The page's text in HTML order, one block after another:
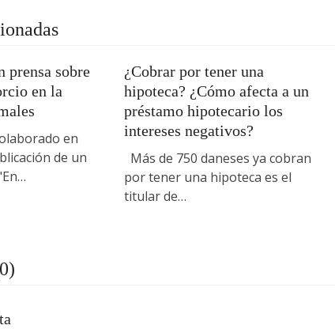
prensa sobre
en la
en
de un
¿Cobrar por tener una
hipoteca? ¿Cómo afecta a un
préstamo hipotecario los
intereses negativos?
Más de 750 daneses ya cobran
por tener una hipoteca es el
titular de…